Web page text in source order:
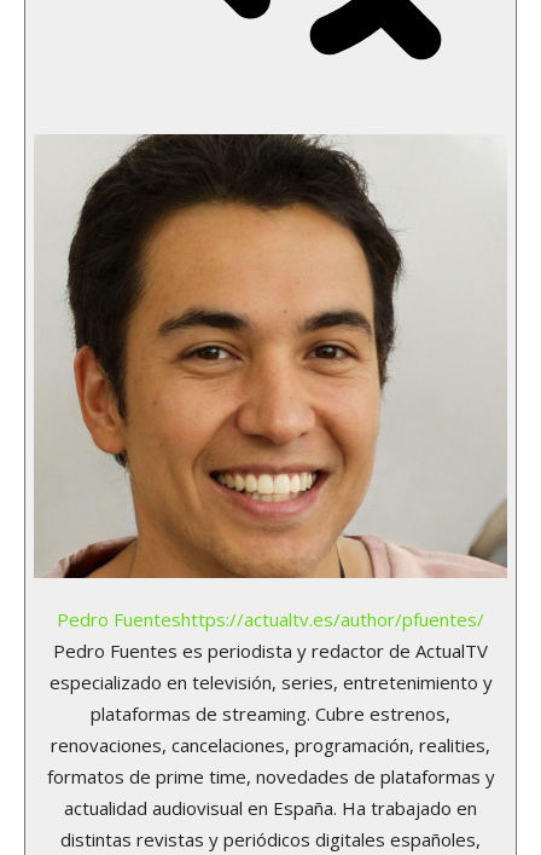
Pedro Fuenteshttps://actualtv.es/author/pfuentes/
Pedro Fuentes es periodista y redactor de ActualTV
especializado en televisión, series, entretenimiento y
plataformas de streaming. Cubre estrenos,
renovaciones, cancelaciones, programación, realities,
formatos de prime time, novedades de plataformas y
actualidad audiovisual en España. Ha trabajado en
distintas revistas y periódicos digitales españoles,